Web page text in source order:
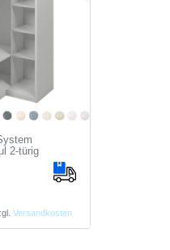
2-türig
Versandkosten